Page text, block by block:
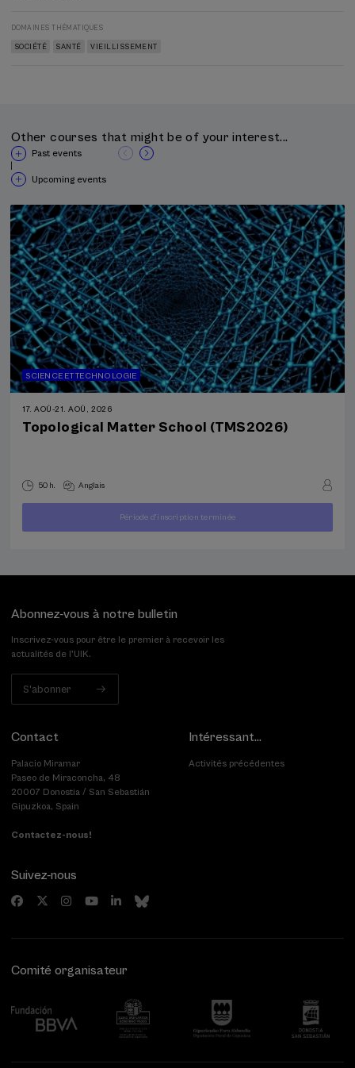
DOMAINES THÉMATIQUES
SOCIÉTÉ SANTÉ VIEILLISSEMENT
Other courses that might be of your interest...
Past events
Upcoming events
SCIENCE ET TECHNOLOGIE
17. AOÛ-21. AOÛ, 2026
Topological Matter School (TMS2026)
50 h. Anglais
...
PARTIR400
Dernières
places
Gratuit
Date
passée
Période d'inscription terminée
Abonnez-vous à notre bulletin
Inscrivez-vous pour être le premier à recevoir les
actualités de l'UIK.
S'abonner
Contact
Palacio Miramar
Paseo de Miraconcha, 48
20007 Donostia / San Sebastián
Gipuzkoa, Spain
Contactez-nous!
Intéressant...
Activités précédentes
Suivez-nous
Comité organisateur